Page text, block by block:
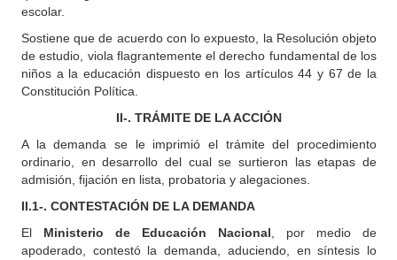
escolar.
Sostiene que de acuerdo con lo expuesto, la Resolución objeto
de estudio, viola flagrantemente el derecho fundamental de los
niños a la educación dispuesto en los artículos 44 y 67 de la
Constitución Política.
II-. TRÁMITE DE LA ACCIÓN
A la demanda se le imprimió el trámite del procedimiento
ordinario, en desarrollo del cual se surtieron las etapas de
admisión, fijación en lista, probatoria y alegaciones.
II.1-. CONTESTACIÓN DE LA DEMANDA
El Ministerio de Educación Nacional , por medio de
apoderado, contestó la demanda, aduciendo, en síntesis lo